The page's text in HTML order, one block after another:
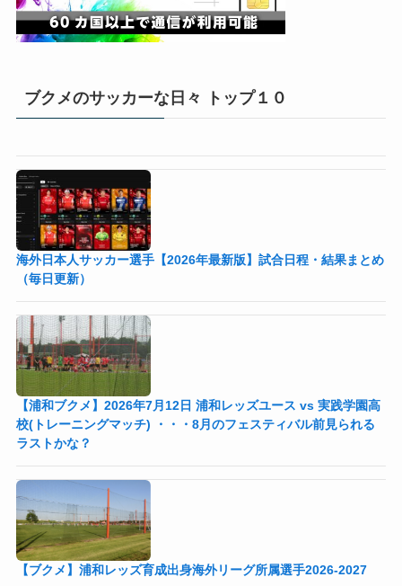
ブクメのサッカーな日々 トップ１０
海外日本人サッカー選手【2026年最新版】試合日程・結果まとめ
（毎日更新）
【浦和ブクメ】2026年7月12日 浦和レッズユース vs 実践学園高
校(トレーニングマッチ) ・・・8月のフェスティバル前見られる
ラストかな？
【ブクメ】浦和レッズ育成出身海外リーグ所属選手2026-2027